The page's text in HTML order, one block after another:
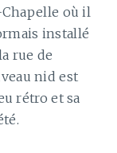
où il
installé
rue de
nid est
rétro et sa